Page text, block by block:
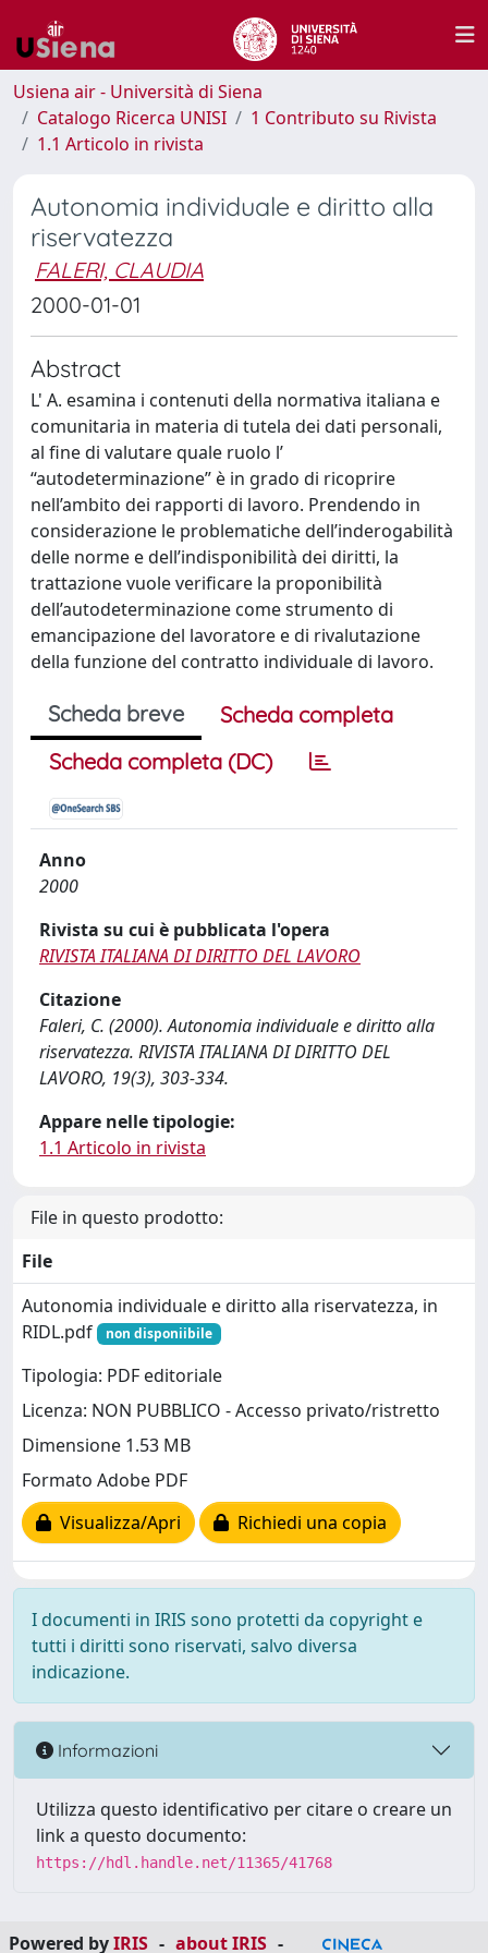
Usiena air - Università di Siena
Catalogo Ricerca UNISI
1 Contributo su Rivista
1.1 Articolo in rivista
Autonomia individuale e diritto alla
riservatezza
FALERI, CLAUDIA
2000-01-01
Abstract
L' A. esamina i contenuti della normativa italiana e
comunitaria in materia di tutela dei dati personali,
al fine di valutare quale ruolo l’
“autodeterminazione” è in grado di ricoprire
nell’ambito dei rapporti di lavoro. Prendendo in
considerazione le problematiche dell’inderogabilità
delle norme e dell’indisponibilità dei diritti, la
trattazione vuole verificare la proponibilità
dell’autodeterminazione come strumento di
emancipazione del lavoratore e di rivalutazione
della funzione del contratto individuale di lavoro.
Scheda breve
Scheda completa
Scheda completa (DC)
Anno
2000
Rivista su cui è pubblicata l'opera
RIVISTA ITALIANA DI DIRITTO DEL LAVORO
Citazione
Faleri, C. (2000). Autonomia individuale e diritto alla
riservatezza. RIVISTA ITALIANA DI DIRITTO DEL
LAVORO, 19(3), 303-334.
Appare nelle tipologie:
1.1 Articolo in rivista
File in questo prodotto:
File
Autonomia individuale e diritto alla riservatezza, in
RIDL.pdf
non disponiibile
Tipologia: PDF editoriale
Licenza: NON PUBBLICO - Accesso privato/ristretto
Dimensione 1.53 MB
Formato Adobe PDF
Visualizza/Apri
Richiedi una copia
I documenti in IRIS sono protetti da copyright e
tutti i diritti sono riservati, salvo diversa
indicazione.
Informazioni
Utilizza questo identificativo per citare o creare un
link a questo documento:
https://hdl.handle.net/11365/41768
Powered byIRIS - about IRIS -